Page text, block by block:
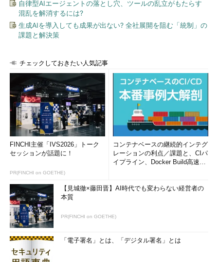
れを実行すると、現在キャッシュに入っているDNSレコードの情
報の一覧が表示される。場合によってはかなりキャッシュの内容
が大きくなっているので、1度テキスト・ファイルにリダイレク
なお、DNSによる名前解決の状態を調べるためにnlsookup.exe
コマンドを使うこともあるだろう（こちらの方が多いだろう
が）。だがこのコマンドを使うと、DNSリゾルバ・キャッシュの
内容とは関係なく、DNSサーバに直接問い合わせが行われ、その
結果が表示される。そのため、クライアント・アプリケーション
から見たDNSの名前解決の結果とは必ずしも一致しないので、ケ
ース・バイ・ケースで使い分けていただきたい。
C:\> ipconfig /displaydns
lpr8
----------------------------------------
Record Name . . . . . : lpr8
Record Type . . . . . : 1
Time To Live . . . . : 528518
Data Length . . . . . : 4
自律型AIエージェントの落とし穴、ツールの乱立がもたらす
混乱を解消するには?
生成AIを導入しても成果が出ない? 全社展開を阻む「統制」の
課題と解決策
チェックしておきたい人気記事
FINCHI主催「IVS2026」トーク
セッションが話題に！
PR(FINCHI on GOETHE)
コンテナベースの継続的インテグ
レーションの利点／課題と、CIパ
イプライン、Docker Build高速化
【見城徹×藤田晋】AI時代でも変わらない経営者の
本質
PR(FINCHI on GOETHE)
「電子署名」とは、「デジタル署名」とは